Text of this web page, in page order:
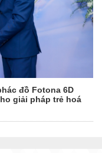
đồ Fotona 6D
giải pháp trẻ hoá